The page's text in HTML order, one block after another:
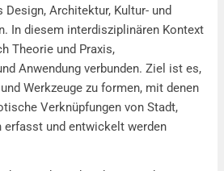
Architektur, Kultur- und
In diesem interdisziplinären Kontext
Theorie und Praxis,
Anwendung verbunden. Ziel ist es,
Werkzeuge zu formen, mit denen
Verknüpfungen von Stadt,
erfasst und entwickelt werden